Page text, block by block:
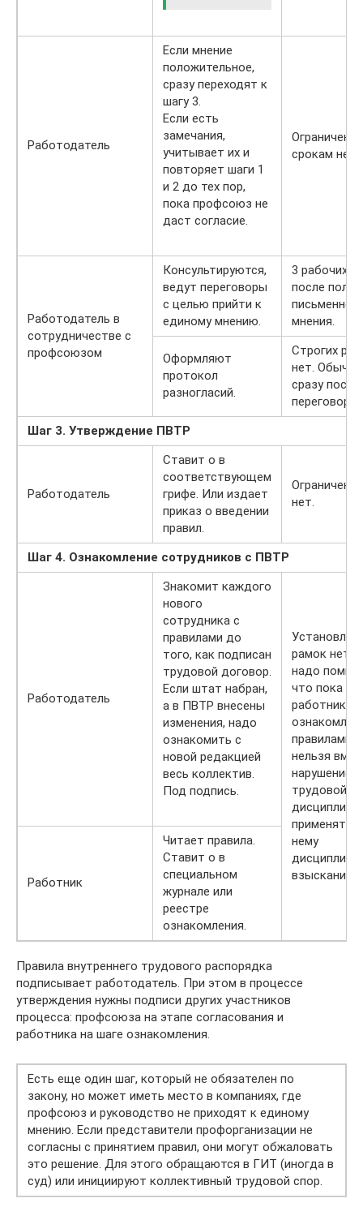
Работодатель
Если мнение
положительное,
сразу переходят к
шагу 3.
Если есть
замечания,
учитывает их и
повторяет шаги 1
и 2 до тех пор,
пока профсоюз не
даст согласие.
срокам нет.
Работодатель в
сотрудничестве с
профсоюзом
Консультируются,
ведут переговоры
с целью прийти к
единому мнению.
3 рабочих
после
мнения.
Оформляют
протокол
разногласий.
Строгих
нет. Обычно
сразу после
Шаг 3. Утверждение ПВТР
Работодатель
Ставит о в
соответствующем
грифе. Или издает
приказ о введении
правил.
Ограничений
нет.
Шаг 4. Ознакомление сотрудников с ПВТР
Работодатель
Знакомит каждого
нового
сотрудника с
правилами до
того, как подписан
трудовой договор.
Если штат набран,
а в ПВТР внесены
изменения, надо
ознакомить с
новой редакцией
весь коллектив.
Под подпись.
рамок нет.
надо
что пока
работник не
ознакомлен
правилами,
нельзя
нарушение
трудовой
применять к
нему
взыскания.
Работник
Читает правила.
Ставит о в
специальном
журнале или
реестре
ознакомления.
Правила внутреннего трудового распорядка
подписывает работодатель. При этом в процессе
утверждения нужны подписи других участников
процесса: профсоюза на этапе согласования и
работника на шаге ознакомления.
Есть еще один шаг, который не обязателен по
закону, но может иметь место в компаниях, где
профсоюз и руководство не приходят к единому
мнению. Если представители профорганизации не
согласны с принятием правил, они могут обжаловать
это решение. Для этого обращаются в ГИТ (иногда в
суд) или инициируют коллективный трудовой спор.